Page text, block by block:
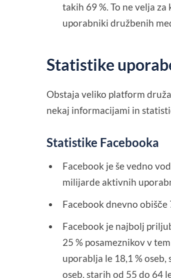
takih 69 %. To ne velja
uporabniki družbenih
Statistike
Obstaja veliko platform
nekaj informacijami in
Statistike Facebooka
Facebook je še vedno
milijarde aktivnih
Facebook dnevno
Facebook je najbolj
25 % posameznikov v
uporablja le 18,1 %
oseb, starih od 55 do 64